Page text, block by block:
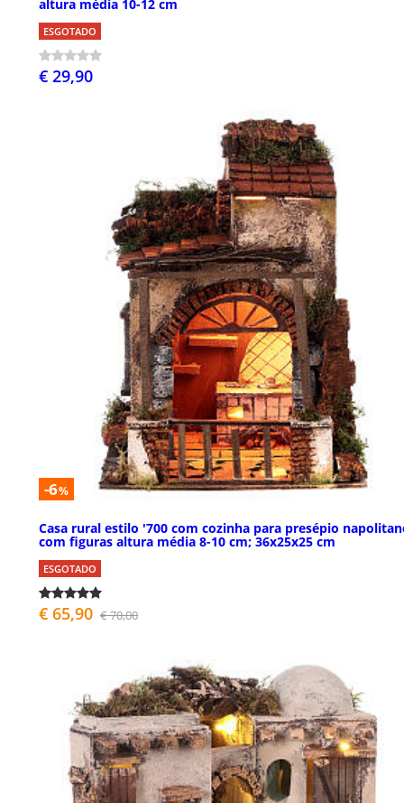
altura média 10-12 cm
ESGOTADO
€ 29,90
-6%
Casa rural estilo '700 com cozinha para presépio
com figuras altura média 8-10 cm; 36x25x25 cm
ESGOTADO
€ 65,90 € 70,00